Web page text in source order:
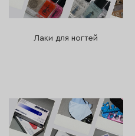
Лаки для ногтей